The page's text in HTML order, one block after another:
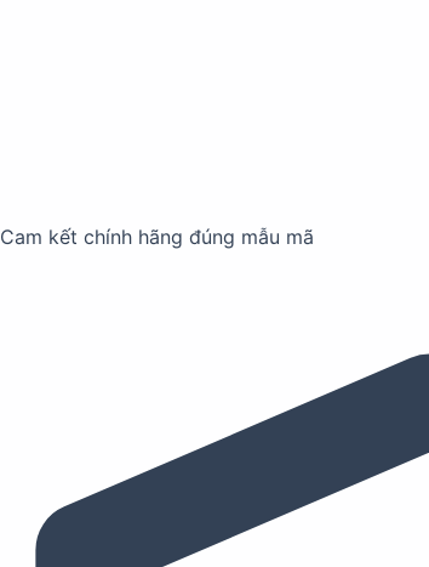
Cam kết chính hãng đúng mẫu mã